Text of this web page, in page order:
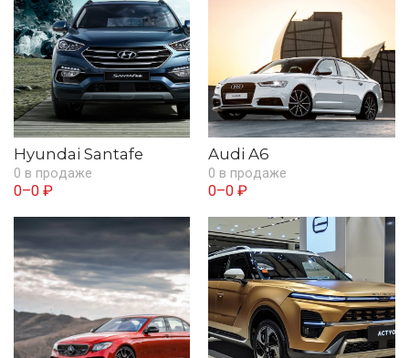
Hyundai Santafe
0 в продаже
0–0 ₽
Audi A6
0 в продаже
0–0 ₽